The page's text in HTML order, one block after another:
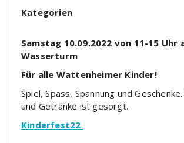
Kategorien
Samstag 10.09.2022 von 11-15 Uhr
Wasserturm
Für alle Wattenheimer Kinder!
Spiel, Spass, Spannung und
und Getränke ist gesorgt.
Kinderfest22